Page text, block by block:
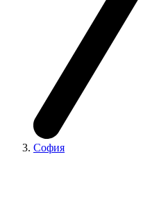
София